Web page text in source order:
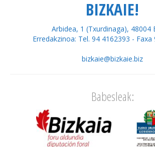
BIZKAIE!
Arbidea, 1 (Txurdinaga), 48004
Erredakzinoa: Tel. 94 4162393 - Faxa
bizkaie@bizkaie.biz
Babesleak: